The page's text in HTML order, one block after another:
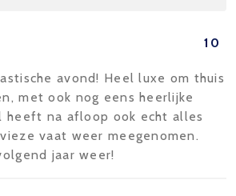
10
avond! Heel luxe om thuis
met ook nog eens heerlijke
heeft na afloop ook echt alles
vaat weer meegenomen.
jaar weer!